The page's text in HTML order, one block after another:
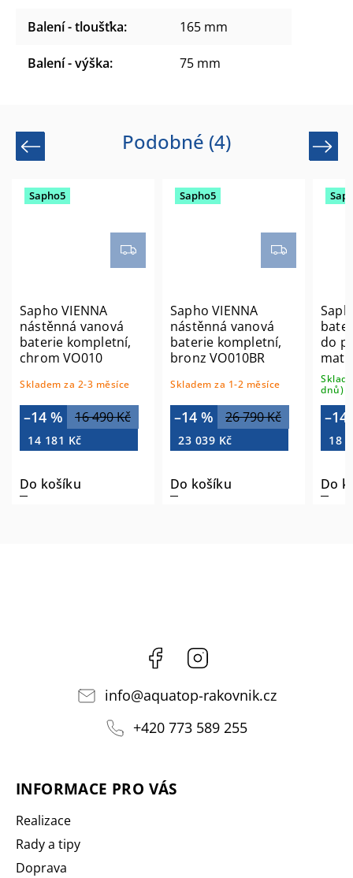
Balení - tloušťka: 165 mm
Balení - výška: 75 mm
Podobné (4)
Previous
Sapho5
Sapho VIENNA
nástěnná vanová
baterie kompletní,
chrom VO010
Skladem za 2-3 měsíce
16 490 Kč
–14 %
14 181 Kč
Do košíku
Sapho5
Sapho VIENNA
nástěnná vanová
baterie kompletní,
bronz VO010BR
Skladem za 1-2 měsíce
26 790 Kč
–14 %
23 039 Kč
Do košíku
do
mat
dnů)
–14
18
Do
Next
Facebook
info@aquatop-rakovnik.cz
+420 773 589 255
INFORMACE PRO VÁS
Realizace
Rady a tipy
Doprava